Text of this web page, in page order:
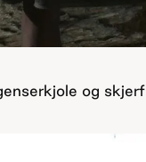
og skjerf